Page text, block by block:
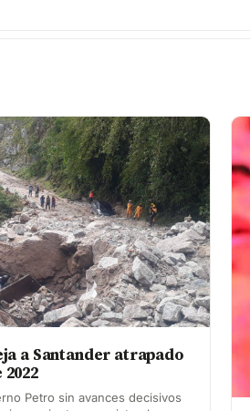
a Santander atrapado
Petro sin avances decisivos